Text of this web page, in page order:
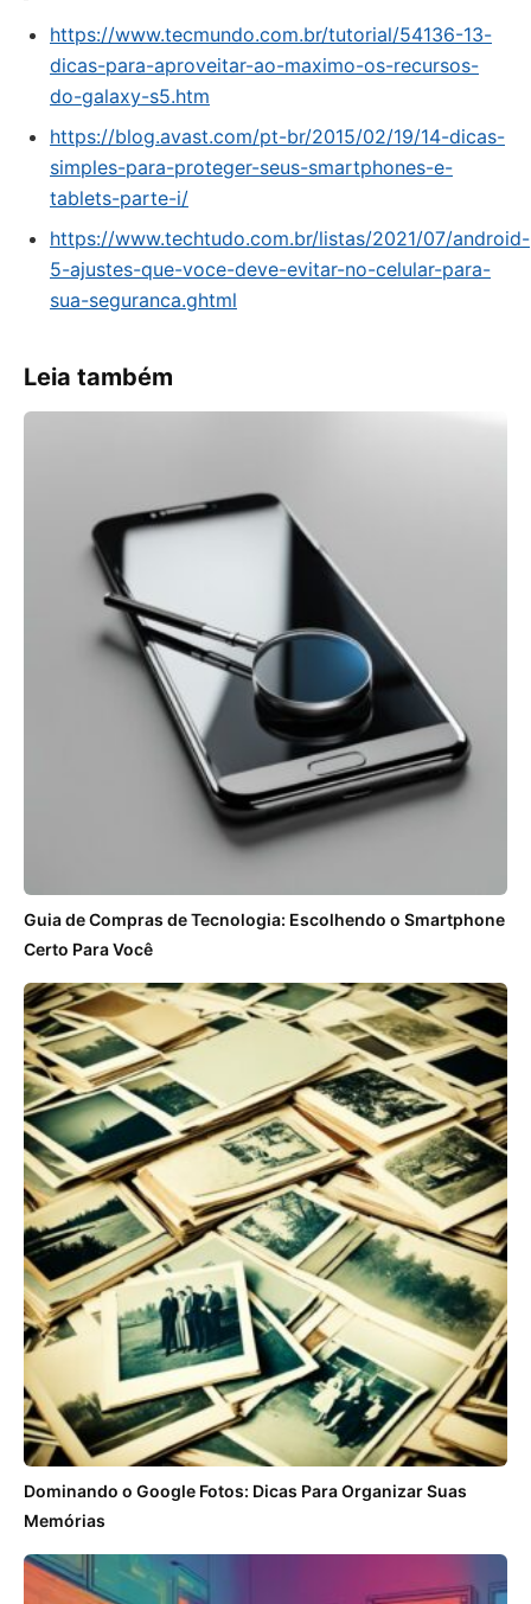
https://www.tecmundo.com.br/tutorial/54136-13-
dicas-para-aproveitar-ao-maximo-os-recursos-
do-galaxy-s5.htm
https://blog.avast.com/pt-br/2015/02/19/14-dicas-
simples-para-proteger-seus-smartphones-e-
tablets-parte-i/
https://www.techtudo.com.br/listas/2021/07/android-
5-ajustes-que-voce-deve-evitar-no-celular-para-
sua-seguranca.ghtml
Leia também
Guia de Compras de Tecnologia: Escolhendo o Smartphone
Certo Para Você
Dominando o Google Fotos: Dicas Para Organizar Suas
Memórias